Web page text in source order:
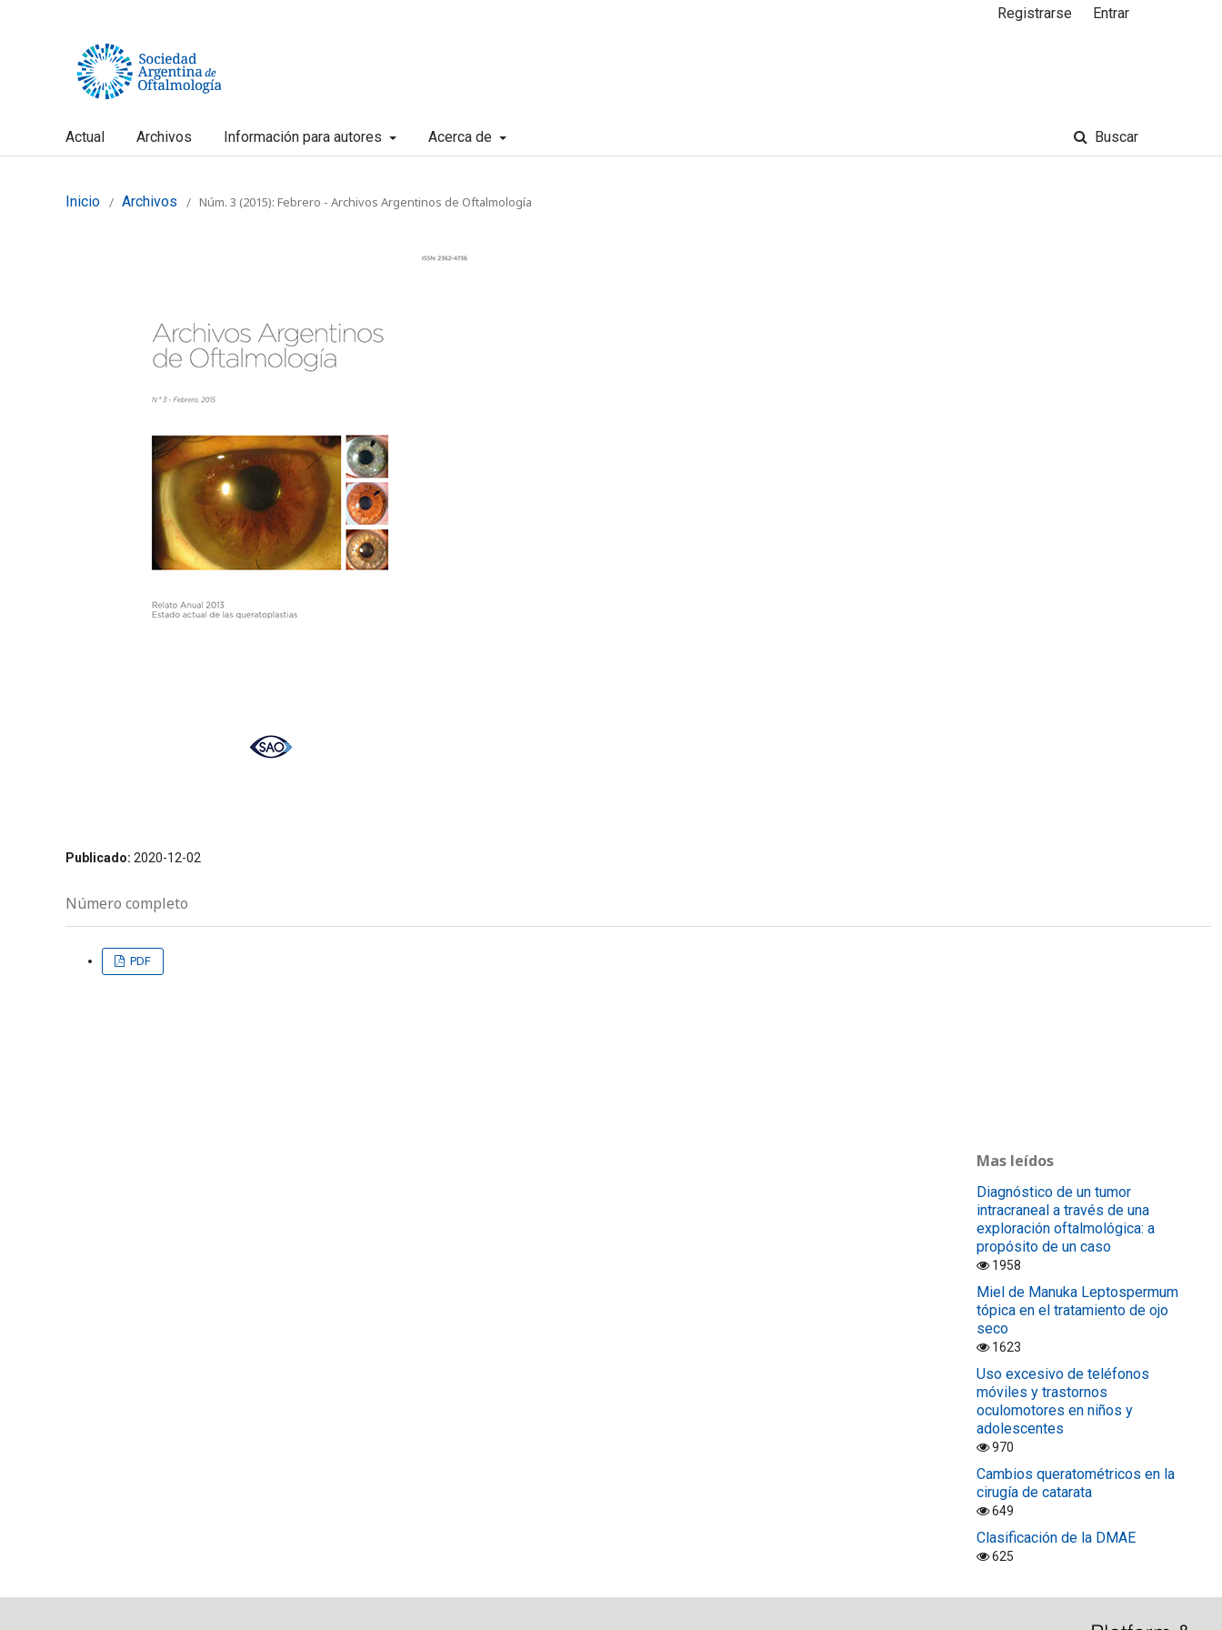
Actual Archivos Información para autores Acerca de Buscar
Registrarse Entrar
Inicio / Archivos / Núm. 3 (2015): Febrero - Archivos Argentinos de Oftalmología
Publicado: 2020-12-02
Número completo
PDF
Mas leídos
Diagnóstico de un tumor
intracraneal a través de una
exploración oftalmológica: a
propósito de un caso
1958
Miel de Manuka Leptospermum
tópica en el tratamiento de ojo
seco
1623
Uso excesivo de teléfonos
móviles y trastornos
oculomotores en niños y
adolescentes
970
Cambios queratométricos en la
cirugía de catarata
649
Clasificación de la DMAE
625